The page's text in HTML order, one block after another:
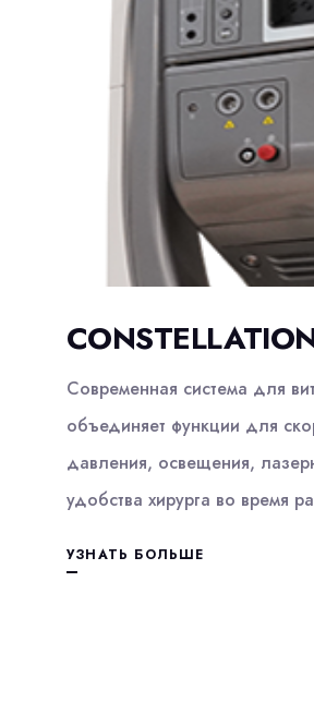
Современная система для
объединяет функции для
давления, освещения,
удобства хирурга во время
УЗНАТЬ БОЛЬШЕ